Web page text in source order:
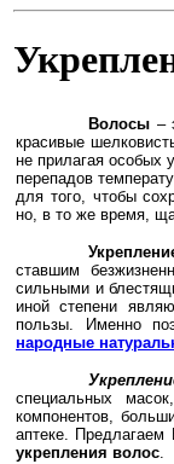
Волосы –
красивые
не прилагая особых
перепадов
для того, чтобы
но, в то же время,
ставшим
сильными и
иной степени
пользы. Именно
народные
специальных
компонентов,
аптеке.
укрепления волос